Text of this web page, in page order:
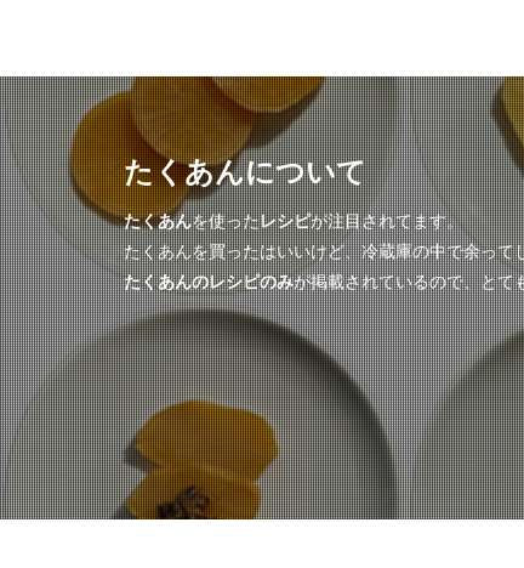
たくあんについて
たくあんを使ったレシピが注目されてます。
たくあんを買ったはいいけど、冷蔵庫の中で余っ
たくあんのレシピのみが掲載されているので、とて